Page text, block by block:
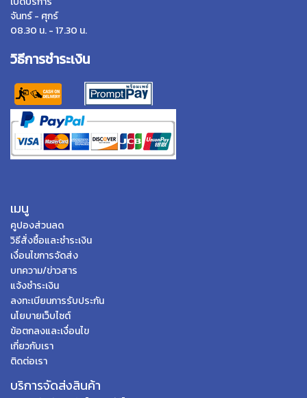
จันทร์ - ศุกร์
08.30 น. - 17.30 น.
วิธีการชำระเงิน
เมนู
คูปองส่วนลด
วิธีสั่งซื้อและชำระเงิน
เงื่อนไขการจัดส่ง
บทความ/ข่าวสาร
แจ้งชำระเงิน
ลงทะเบียนการรับประกัน
นโยบายเว็บไซต์
ข้อตกลงและเงื่อนไข
เกี่ยวกับเรา
ติดต่อเรา
บริการจัดส่งสินค้า